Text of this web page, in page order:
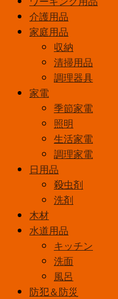
介護用品
家庭用品
収納
清掃用品
調理器具
家電
季節家電
照明
生活家電
調理家電
日用品
殺虫剤
洗剤
木材
水道用品
キッチン
洗面
風呂
防犯＆防災